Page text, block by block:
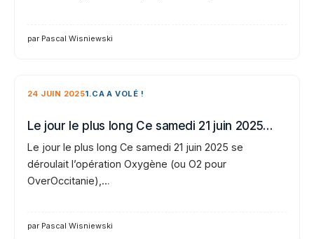
par Pascal Wisniewski
24 JUIN 20251.CA A VOLÉ !
Le jour le plus long Ce samedi 21 juin 2025…
Le jour le plus long Ce samedi 21 juin 2025 se
déroulait l’opération Oxygène (ou O2 pour
OverOccitanie),…
par Pascal Wisniewski